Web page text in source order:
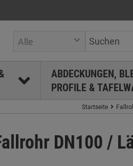
Alle
ABDECKUNGEN,
PROFILE &
Startseite
DN100 /